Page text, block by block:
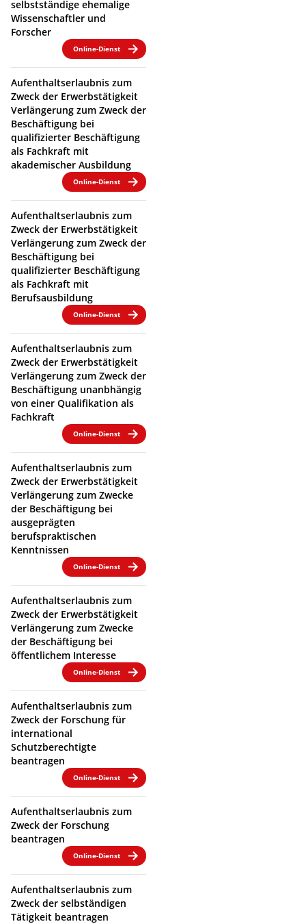
selbstständige ehemalige
Wissenschaftler und
Forscher
Online-Dienst
Aufenthaltserlaubnis zum
Zweck der Erwerbstätigkeit
Verlängerung zum Zweck der
Beschäftigung bei
qualifizierter Beschäftigung
als Fachkraft mit
akademischer Ausbildung
Online-Dienst
Aufenthaltserlaubnis zum
Zweck der Erwerbstätigkeit
Verlängerung zum Zweck der
Beschäftigung bei
qualifizierter Beschäftigung
als Fachkraft mit
Berufsausbildung
Online-Dienst
Aufenthaltserlaubnis zum
Zweck der Erwerbstätigkeit
Verlängerung zum Zweck der
Beschäftigung unanbhängig
von einer Qualifikation als
Fachkraft
Online-Dienst
Aufenthaltserlaubnis zum
Zweck der Erwerbstätigkeit
Verlängerung zum Zwecke
der Beschäftigung bei
ausgeprägten
berufspraktischen
Kenntnissen
Online-Dienst
Aufenthaltserlaubnis zum
Zweck der Erwerbstätigkeit
Verlängerung zum Zwecke
der Beschäftigung bei
öffentlichem Interesse
Online-Dienst
Aufenthaltserlaubnis zum
Zweck der Forschung für
international
Schutzberechtigte
beantragen
Online-Dienst
Aufenthaltserlaubnis zum
Zweck der Forschung
beantragen
Online-Dienst
Aufenthaltserlaubnis zum
Zweck der selbständigen
Tätigkeit beantragen